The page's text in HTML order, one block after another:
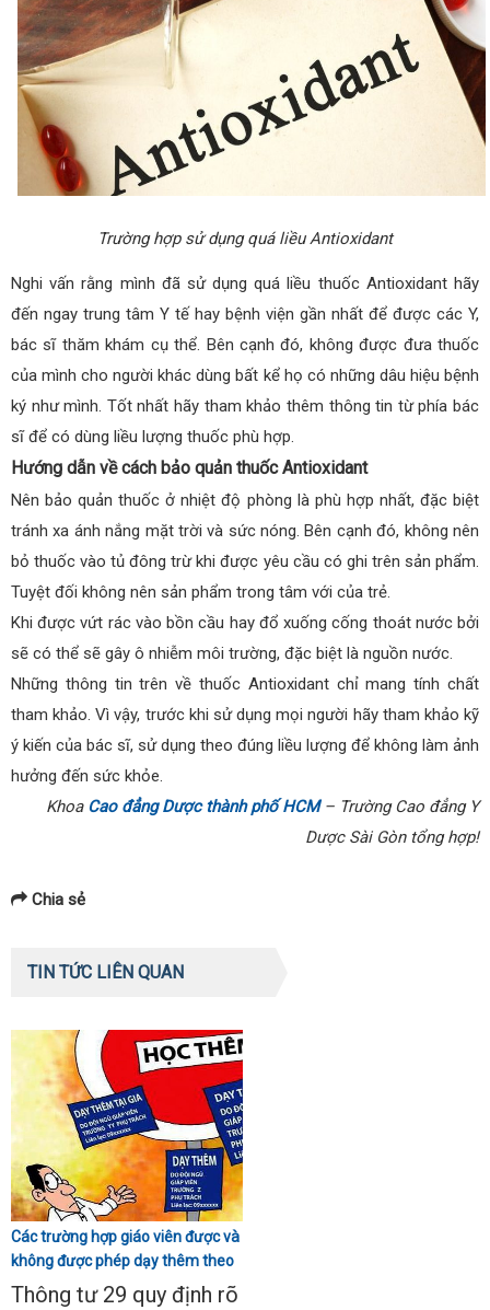
Trường hợp sử dụng quá liều Antioxidant
Nghi vấn rằng mình đã sử dụng quá liều thuốc Antioxidant hãy
đến ngay trung tâm Y tế hay bệnh viện gần nhất để được các Y,
bác sĩ thăm khám cụ thể. Bên cạnh đó, không được đưa thuốc
của mình cho người khác dùng bất kể họ có những dâu hiệu bệnh
ký như mình. Tốt nhất hãy tham khảo thêm thông tin từ phía bác
sĩ để có dùng liều lượng thuốc phù hợp.
Hướng dẫn về cách bảo quản thuốc Antioxidant
Nên bảo quản thuốc ở nhiệt độ phòng là phù hợp nhất, đặc biệt
tránh xa ánh nắng mặt trời và sức nóng. Bên cạnh đó, không nên
bỏ thuốc vào tủ đông trừ khi được yêu cầu có ghi trên sản phẩm.
Tuyệt đối không nên sản phẩm trong tâm với của trẻ.
Khi được vứt rác vào bồn cầu hay đổ xuống cống thoát nước bởi
sẽ có thể sẽ gây ô nhiễm môi trường, đặc biệt là nguồn nước.
Những thông tin trên về thuốc Antioxidant chỉ mang tính chất
tham khảo. Vì vậy, trước khi sử dụng mọi người hãy tham khảo kỹ
ý kiến của bác sĩ, sử dụng theo đúng liều lượng để không làm ảnh
hưởng đến sức khỏe.
Khoa Cao đẳng Dược thành phố HCM– Trường Cao đẳng Y
Dược Sài Gòn tổng hợp!
Chia sẻ
TIN TỨC LIÊN QUAN
Các trường hợp giáo viên được và
không được phép dạy thêm theo
Thông tư 29
Thông tư 29 quy định rõ